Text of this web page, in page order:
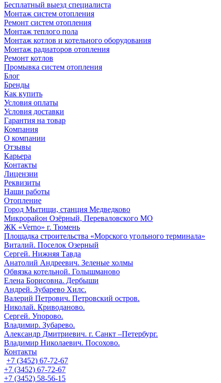
Бесплатный выезд специалиста
Монтаж систем отопления
Ремонт систем отопления
Монтаж теплого пола
Монтаж котлов и котельного оборудования
Монтаж радиаторов отопления
Ремонт котлов
Промывка систем отопления
Блог
Бренды
Как купить
Условия оплаты
Условия доставки
Гарантия на товар
Компания
О компании
Отзывы
Карьера
Контакты
Лицензии
Реквизиты
Наши работы
Отопление
Город Мытищи, станция Медведково
Микрорайон Озёрный, Переваловского МО
ЖК «Verno» г. Тюмень
Площадка строительства «Морского угольного терминала»
Виталий. Поселок Озерный
Сергей. Нижняя Тавда
Анатолий Андреевич. Зеленые холмы
Обвязка котельной. Голышманово
Елена Борисовна. Дербыши
Андрей. Зубарево Хилс.
Валерий Петрович. Петровский остров.
Николай. Криводаново.
Сергей. Упорово.
Владимир. Зубарево.
Александр Дмитриевич. г. Санкт –Петербург.
Владимир Николаевич. Посохово.
Контакты
+7 (3452) 67-72-67
+7 (3452) 67-72-67
+7 (3452) 58-56-15